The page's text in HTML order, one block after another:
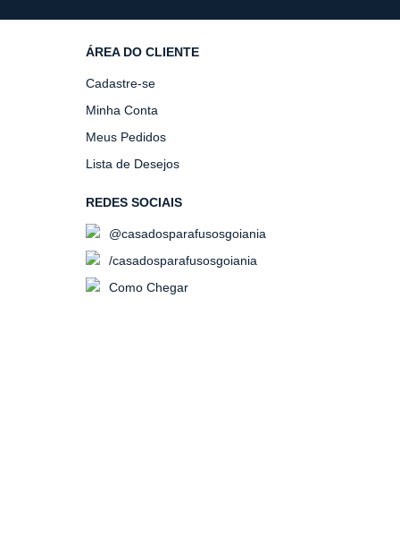
ÁREA DO CLIENTE
Cadastre-se
Minha Conta
Meus Pedidos
Lista de Desejos
REDES SOCIAIS
@casadosparafusosgoiania
/casadosparafusosgoiania
Como Chegar